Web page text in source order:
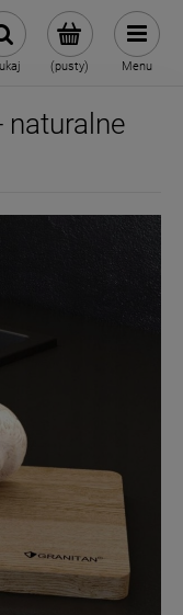
(pusty) Menu
naturalne